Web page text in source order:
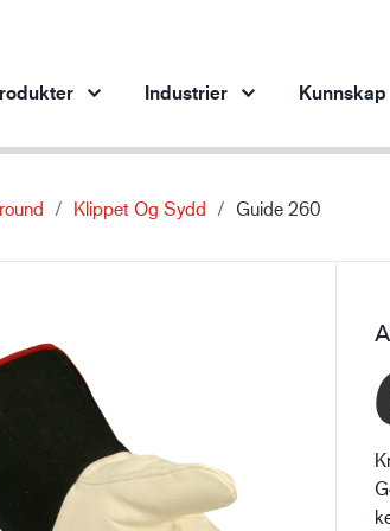
Verksted- og produksjonsindustri
Olje- og gassindustri
Bygg og anlegg
Logistikk
Industrier
Stål- og gruveindustri
Kunnskap
Klippet Og Sydd Guide 260